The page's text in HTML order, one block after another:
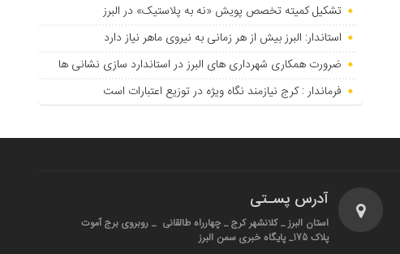
تشکیل کمیته تخصص پویش «نه به پلاستیک» در البرز
استاندار: البرز بیش از هر زمانی به نیروی ماهر نیاز دارد
ضرورت همکاری شهرداری های البرز در استاندارد سازی نشانی ها
فرماندار : کرج نیازمند نگاه ویژه در توزیع اعتبارات است
آدرس پسـتی
استان البرز _ کلانشهر کرج _ چهارراه طالقانی _ روبروی برج آموت
پلاک 175_ پایگاه خبری سمن البرز